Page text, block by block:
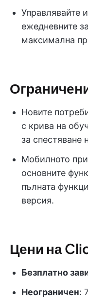
Управлявайте
ежедневните
максимална
Новите
с крива на
за спестяване
Мобилното
основните
пълната
версия.
Цени на
Безплатно
Неограничен: